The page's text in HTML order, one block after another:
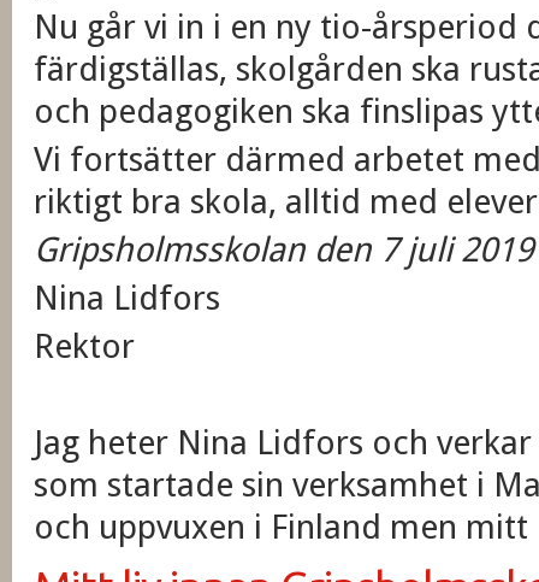
Nu går vi in i en ny tio-årsperiod
färdigställas, skolgården ska
och pedagogiken ska finslipas
Vi fortsätter därmed arbetet
riktigt bra skola, alltid med
Gripsholmsskolan den 7 juli 2019
Nina Lidfors
Rektor
Jag heter Nina Lidfors och
som startade sin verksamhet i
och uppvuxen i Finland men